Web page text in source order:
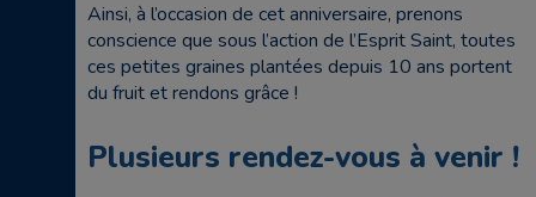
Ainsi, à l’occasion de cet anniversaire, prenons
conscience que sous l’action de l’Esprit Saint, toutes
ces petites graines plantées depuis 10 ans portent
du fruit et rendons grâce !
Plusieurs rendez-vous à venir !